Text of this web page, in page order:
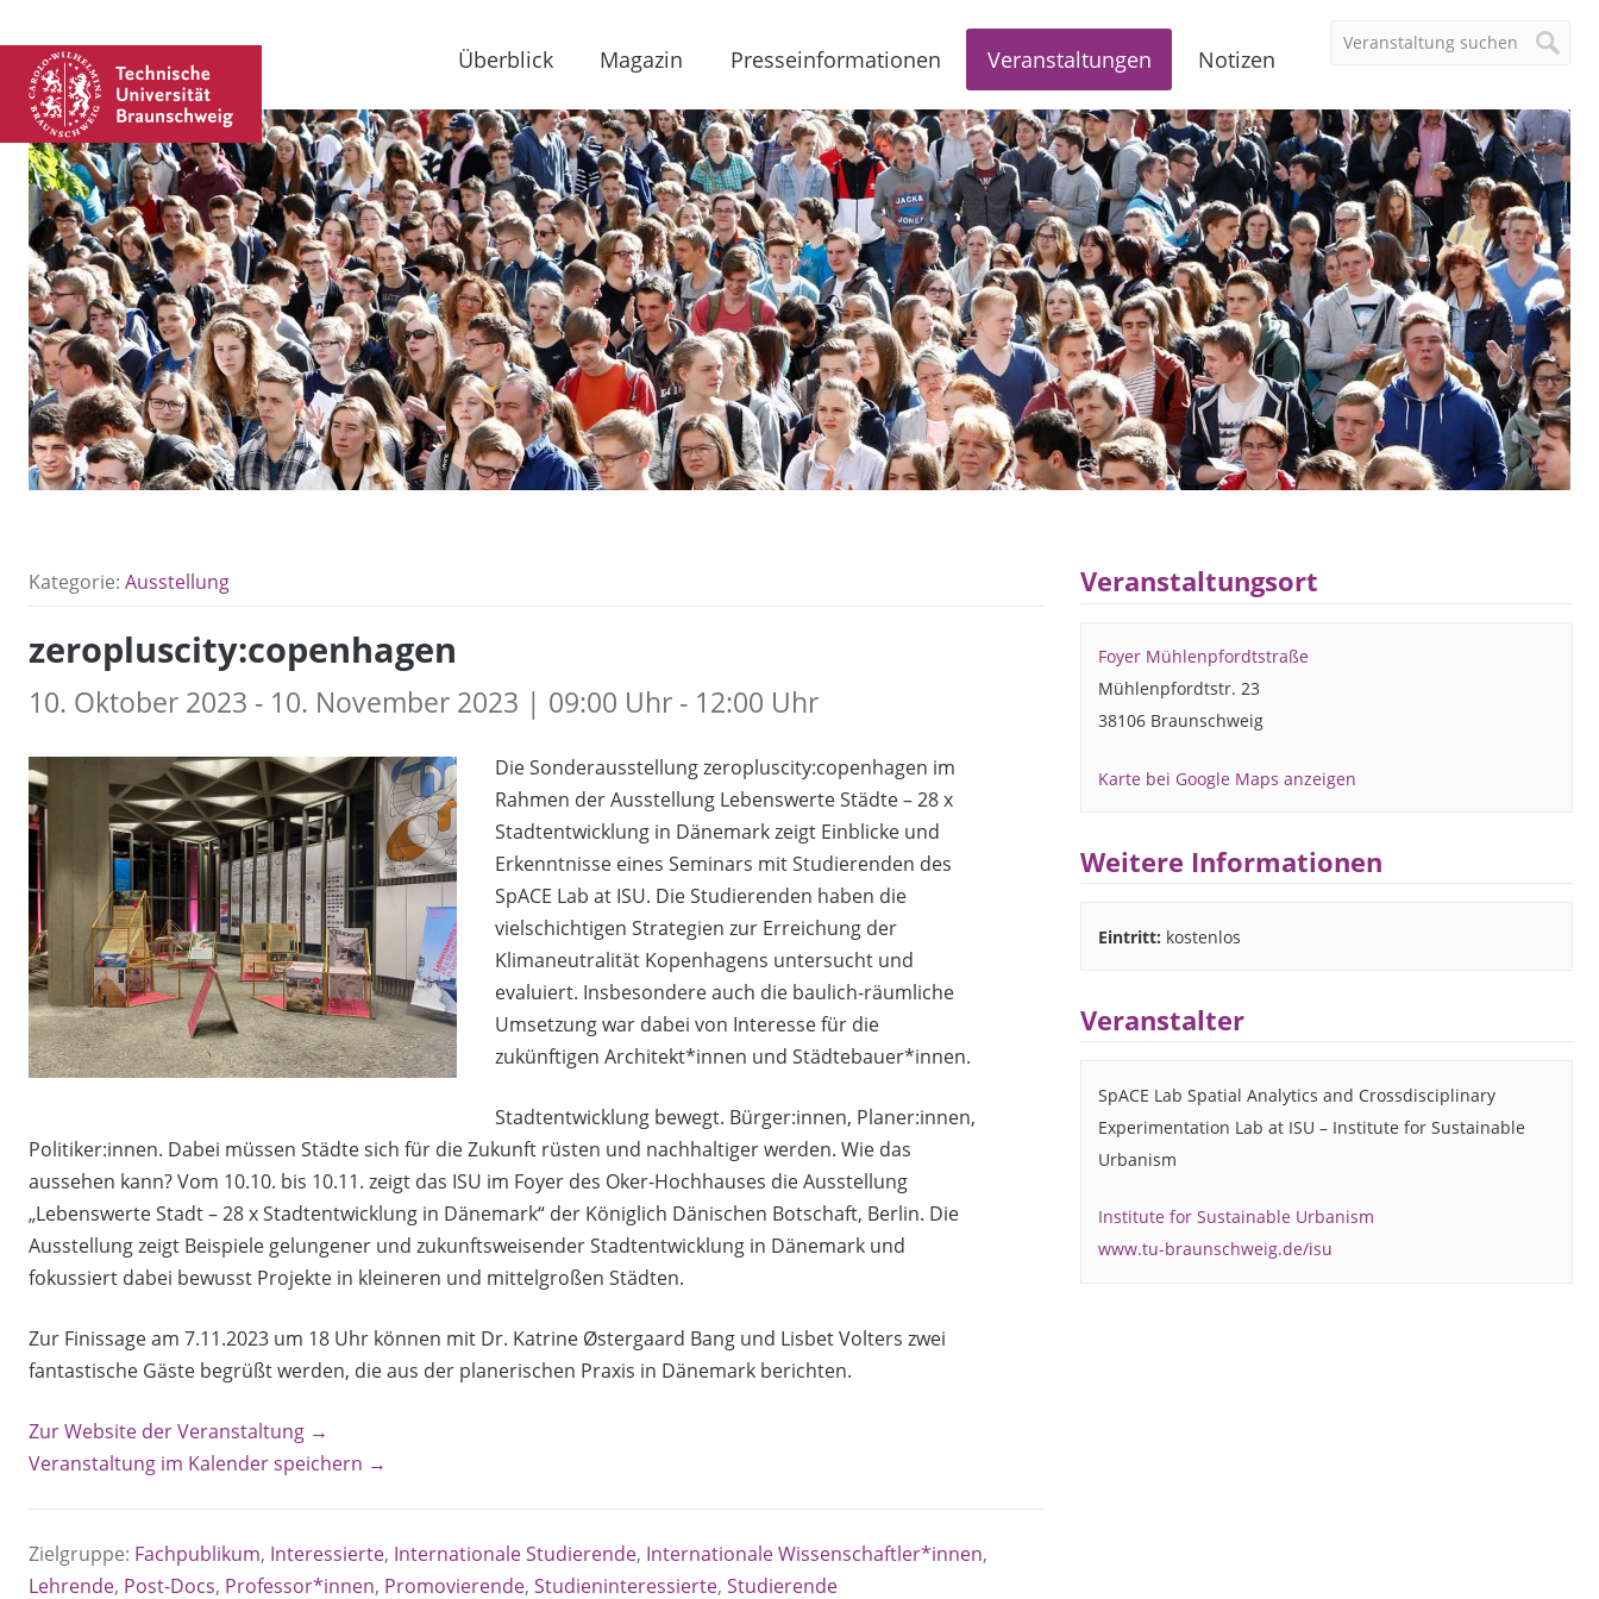
Überblick Magazin Presseinformationen Veranstaltungen Notizen
Kategorie: Ausstellung
zeropluscity:copenhagen
10. Oktober 2023 - 10. November 2023 | 09:00 Uhr - 12:00 Uhr
Die Sonderausstellung zeropluscity:copenhagen im
Rahmen der Ausstellung Lebenswerte Städte – 28 x
Stadtentwicklung in Dänemark zeigt Einblicke und
Erkenntnisse eines Seminars mit Studierenden des
SpACE Lab at ISU. Die Studierenden haben die
vielschichtigen Strategien zur Erreichung der
Klimaneutralität Kopenhagens untersucht und
evaluiert. Insbesondere auch die baulich-räumliche
Umsetzung war dabei von Interesse für die
zukünftigen Architekt*innen und Städtebauer*innen.
Stadtentwicklung bewegt. Bürger:innen, Planer:innen,
Politiker:innen. Dabei müssen Städte sich für die Zukunft rüsten und nachhaltiger werden. Wie das
aussehen kann? Vom 10.10. bis 10.11. zeigt das ISU im Foyer des Oker-Hochhauses die Ausstellung
„Lebenswerte Stadt – 28 x Stadtentwicklung in Dänemark“ der Königlich Dänischen Botschaft, Berlin. Die
Ausstellung zeigt Beispiele gelungener und zukunftsweisender Stadtentwicklung in Dänemark und
fokussiert dabei bewusst Projekte in kleineren und mittelgroßen Städten.
Zur Finissage am 7.11.2023 um 18 Uhr können mit Dr. Katrine Østergaard Bang und Lisbet Volters zwei
fantastische Gäste begrüßt werden, die aus der planerischen Praxis in Dänemark berichten.
Zur Website der Veranstaltung →
Veranstaltung im Kalender speichern →
Zielgruppe: Fachpublikum, Interessierte, Internationale Studierende, Internationale Wissenschaftler*innen,
Lehrende, Post-Docs, Professor*innen, Promovierende, Studieninteressierte, Studierende
Veranstaltungsort
Foyer Mühlenpfordtstraße
Mühlenpfordtstr. 23
38106 Braunschweig
Karte bei Google Maps anzeigen
Weitere Informationen
Eintritt: kostenlos
Veranstalter
SpACE Lab Spatial Analytics and Crossdisciplinary
Experimentation Lab at ISU – Institute for Sustainable
Urbanism
Institute for Sustainable Urbanism
www.tu-braunschweig.de/isu